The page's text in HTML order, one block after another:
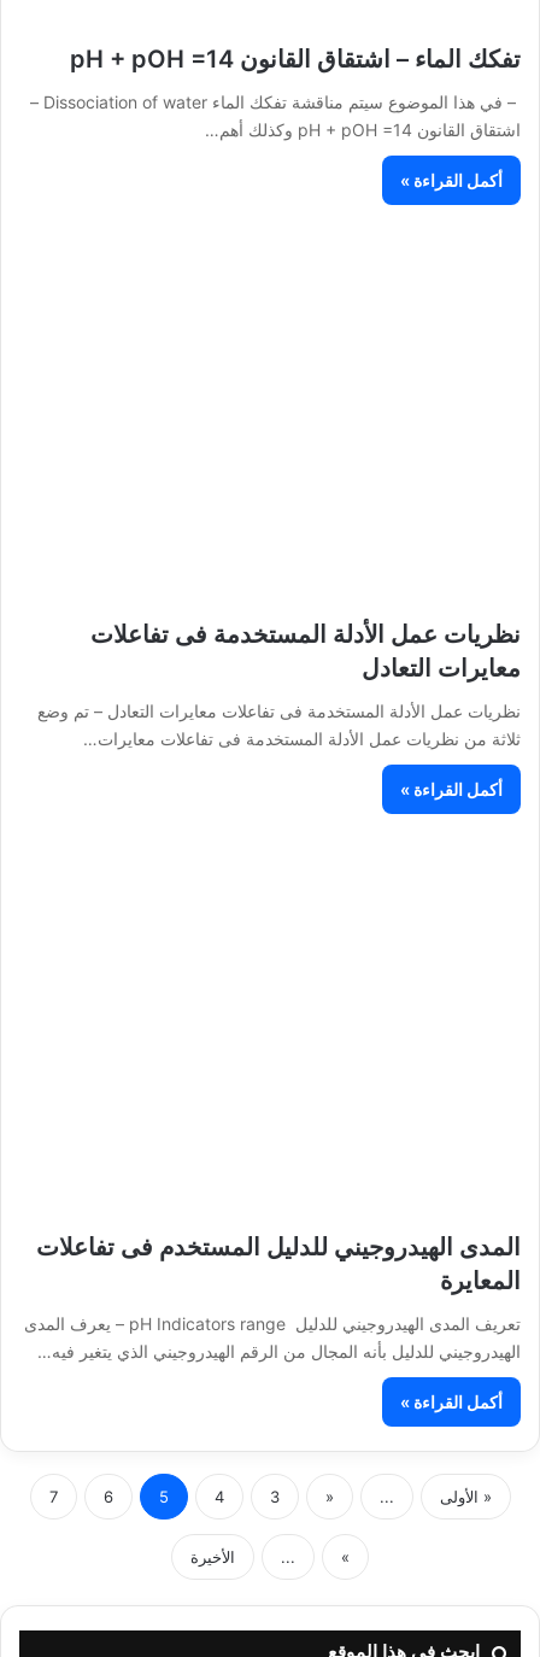
تفكك الماء – اشتقاق القانون pH + pOH =14
– في هذا الموضوع سيتم مناقشة تفكك الماء Dissociation of water –
اشتقاق القانون pH + pOH =14 وكذلك أهم…
أكمل القراءة »
نظريات عمل الأدلة المستخدمة فى تفاعلات
معايرات التعادل
نظريات عمل الأدلة المستخدمة فى تفاعلات معايرات التعادل – تم وضع
ثلاثة من نظريات عمل الأدلة المستخدمة فى تفاعلات معايرات…
أكمل القراءة »
المدى الهيدروجيني للدليل المستخدم فى تفاعلات
المعايرة
تعريف المدى الهيدروجيني للدليل pH Indicators range – يعرف المدى
الهيدروجيني للدليل بأنه المجال من الرقم الهيدروجيني الذي يتغير فيه…
أكمل القراءة »
« الأولى ...
«
3
4
5
6
7
»
... الأخيرة
ابحث فى هذا الموقع